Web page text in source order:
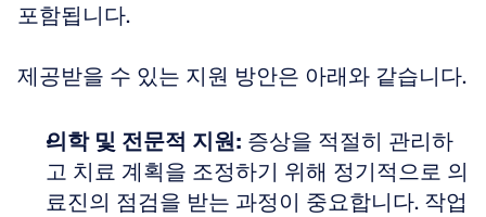
포함됩니다.
제공받을 수 있는 지원 방안은 아래와 같습니다.
의학 및 전문적 지원: 증상을 적절히 관리하
고 치료 계획을 조정하기 위해 정기적으로 의
료진의 점검을 받는 과정이 중요합니다. 작업